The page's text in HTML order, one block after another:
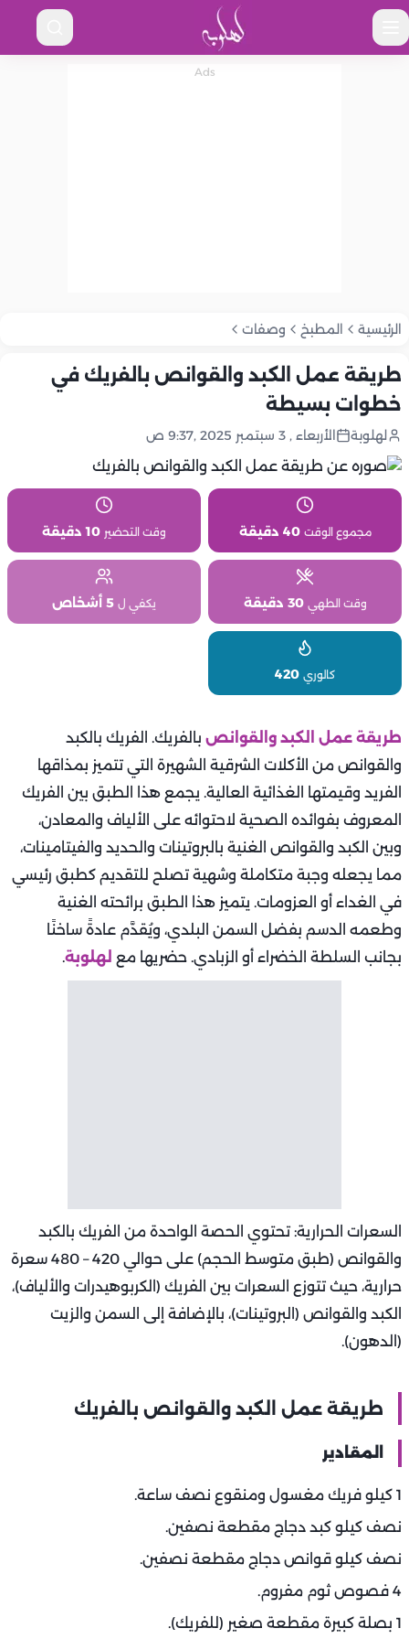
الرئيسية المطبخ وصفات
طريقة عمل الكبد والقوانص بالفريك في
خطوات بسيطة
لهلوبة الأربعاء , 3 سبتمبر 2025 ,9:37 ص
مجموع الوقت 40 دقيقة وقت التحضير 10 دقيقة
وقت الطهي 30 دقيقة يكفي ل 5 أشخاص
كالوري 420
طريقة عمل الكبد والقوانص بالفريك. الفريك بالكبد
والقوانص من الأكلات الشرقية الشهيرة التي تتميز بمذاقها
الفريد وقيمتها الغذائية العالية. يجمع هذا الطبق بين الفريك
المعروف بفوائده الصحية لاحتوائه على الألياف والمعادن،
وبين الكبد والقوانص الغنية بالبروتينات والحديد والفيتامينات،
مما يجعله وجبة متكاملة وشهية تصلح للتقديم كطبق رئيسي
في الغداء أو العزومات. يتميز هذا الطبق برائحته الغنية
وطعمه الدسم بفضل السمن البلدي، ويُقدَّم عادةً ساخنًا
بجانب السلطة الخضراء أو الزبادي. حضريها مع لهلوبة.
السعرات الحرارية: تحتوي الحصة الواحدة من الفريك بالكبد
والقوانص (طبق متوسط الحجم) على حوالي 420 – 480 سعرة
حرارية، حيث تتوزع السعرات بين الفريك (الكربوهيدرات والألياف)،
الكبد والقوانص (البروتينات)، بالإضافة إلى السمن والزيت
(الدهون).
طريقة عمل الكبد والقوانص بالفريك
المقادير
1 كيلو فريك مغسول ومنقوع نصف ساعة.
نصف كيلو كبد دجاج مقطعة نصفين.
نصف كيلو قوانص دجاج مقطعة نصفين.
4 فصوص ثوم مفروم.
1 بصلة كبيرة مقطعة صغير (للفريك).